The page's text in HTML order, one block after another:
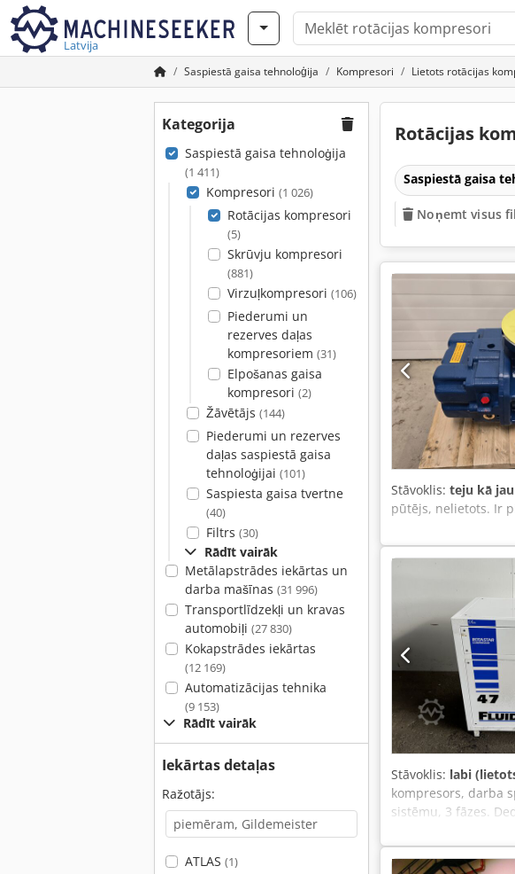
Latvija
Saspiestā gaisa tehnoloģija Kompresori Lietots rotācijas
Kategorija
Saspiestā gaisa tehnoloģija
(1 411)
Kompresori (1 026)
Rotācijas kompresori
(5)
Skrūvju kompresori
(881)
Virzuļkompresori (106)
Piederumi un
rezerves daļas
kompresoriem (31)
Elpošanas gaisa
kompresori (2)
Žāvētājs (144)
Piederumi un rezerves
daļas saspiestā gaisa
tehnoloģijai (101)
Saspiesta gaisa tvertne
(40)
Filtrs (30)
Rādīt vairāk
Metālapstrādes iekārtas un
darba mašīnas (31 996)
Transportlīdzekļi un kravas
automobiļi (27 830)
Kokapstrādes iekārtas
(12 169)
Automatizācijas tehnika
(9 153)
Rādīt vairāk
Iekārtas detaļas
Ražotājs:
ATLAS (1)
Rotācijas
Saspiestā gaisa
Noņemt visus
Stāvoklis: teju kā
pūtējs, nelietots. Ir
Stāvoklis: labi
kompresors, darba
sistēmu, 3 fāzes.